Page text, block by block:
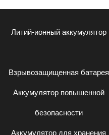
Литий-ионный аккумулятор
Взрывозащищенная батарея
Аккумулятор повышенной
безопасности
Аккумулятор для хранения